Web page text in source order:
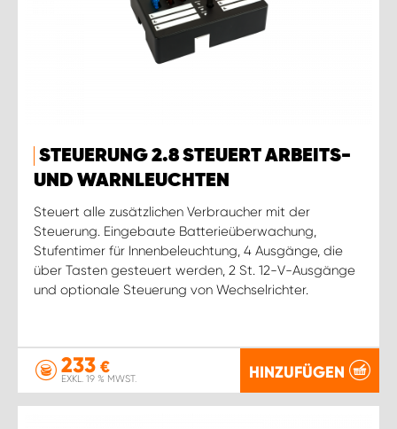
STEUERUNG 2.8 STEUERT ARBEITS-
UND WARNLEUCHTEN
Steuert alle zusätzlichen Verbraucher mit der
Steuerung. Eingebaute Batterieüberwachung,
Stufentimer für Innenbeleuchtung, 4 Ausgänge, die
über Tasten gesteuert werden, 2 St. 12-V-Ausgänge
und optionale Steuerung von Wechselrichter.
233 €
EXKL. 19 % MWST. HINZUFÜGEN